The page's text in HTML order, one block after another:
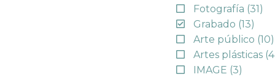
Fotografía (31)
Grabado (13)
Arte público (10)
Artes plásticas
IMAGE (3)